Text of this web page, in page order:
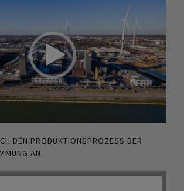
DEN PRODUKTIONSPROZESS DER
AN